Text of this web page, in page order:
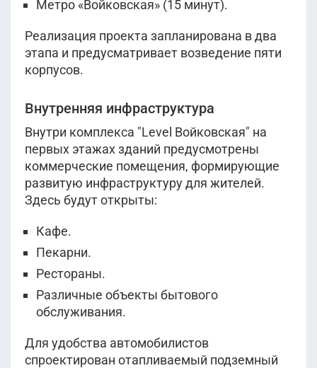
Метро «Войковская» (15 минут).
Реализация проекта запланирована в два
этапа и предусматривает возведение пяти
корпусов.
Внутренняя инфраструктура
Внутри комплекса "Level Войковская" на
первых этажах зданий предусмотрены
коммерческие помещения, формирующие
развитую инфраструктуру для жителей.
Здесь будут открыты:
Кафе.
Пекарни.
Рестораны.
Различные объекты бытового
обслуживания.
Для удобства автомобилистов
спроектирован отапливаемый подземный